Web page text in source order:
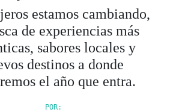
estamos cambiando,
de experiencias más
sabores locales y
destinos a donde
el año que entra.
POR: